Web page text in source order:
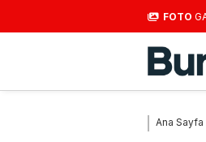
FOTO
Ana Sayfa